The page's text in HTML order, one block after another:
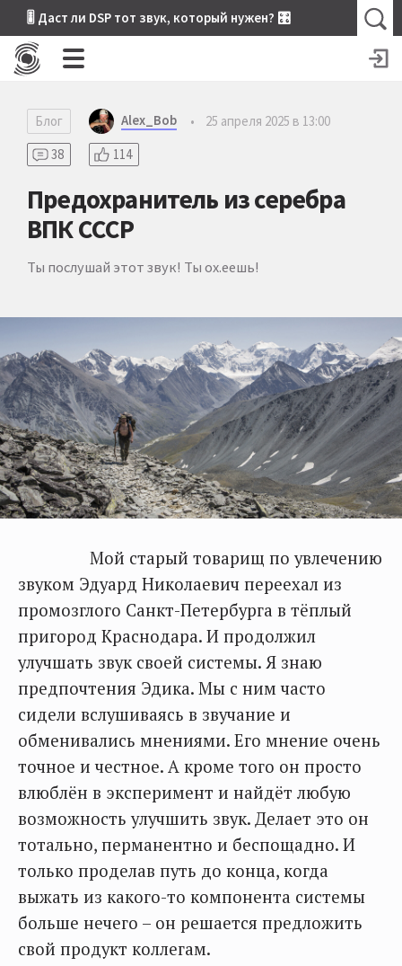
🎚 Даст ли DSP тот звук, который нужен? 🎛
Блог Alex_Bob •
25 апреля 2025 в 13:00
38
114
Предохранитель из серебра
ВПК СССР
Ты послушай этот звук! Ты ох.еешь!
Мой старый товарищ по увлечению
звуком Эдуард Николаевич переехал из
промозглого Санкт-Петербурга в тёплый
пригород Краснодара. И продолжил
улучшать звук своей системы. Я знаю
предпочтения Эдика. Мы с ним часто
сидели вслушиваясь в звучание и
обменивались мнениями. Его мнение очень
точное и честное. А кроме того он просто
влюблён в эксперимент и найдёт любую
возможность улучшить звук. Делает это он
тотально, перманентно и беспощадно. И
только проделав путь до конца, когда
выжать из какого-то компонента системы
больше нечего – он решается предложить
свой продукт коллегам.